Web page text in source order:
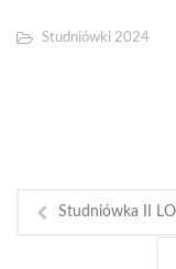
Studniówki 2024
Studniówka II